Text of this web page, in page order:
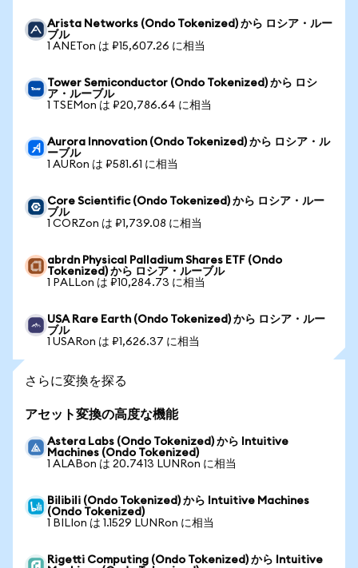
Arista Networks (Ondo Tokenized) から ロシア・ルー
ブル
1 ANETon は ₽15,607.26 に相当
Tower Semiconductor (Ondo Tokenized) から ロシ
ア・ルーブル
1 TSEMon は ₽20,786.64 に相当
Aurora Innovation (Ondo Tokenized) から ロシア・ル
ーブル
1 AURon は ₽581.61 に相当
Core Scientific (Ondo Tokenized) から ロシア・ルー
ブル
1 CORZon は ₽1,739.08 に相当
abrdn Physical Palladium Shares ETF (Ondo
Tokenized) から ロシア・ルーブル
1 PALLon は ₽10,284.73 に相当
USA Rare Earth (Ondo Tokenized) から ロシア・ルー
ブル
1 USARon は ₽1,626.37 に相当
さらに変換を探る
アセット変換の高度な機能
Astera Labs (Ondo Tokenized) から Intuitive
Machines (Ondo Tokenized)
1 ALABon は 20.7413 LUNRon に相当
Bilibili (Ondo Tokenized) から Intuitive Machines
(Ondo Tokenized)
1 BILIon は 1.1529 LUNRon に相当
Rigetti Computing (Ondo Tokenized) から Intuitive